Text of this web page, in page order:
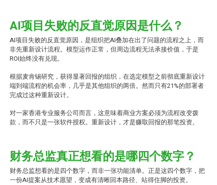
AI项目失败的反直觉原因是什么？
AI项目失败的反直觉原因，是组织把AI叠加在出了问题的流程之上，而
非先重新设计流程。模型运作正常，但周边流程无法承接价值，于是
ROI始终没有兑现。
根据麦肯锡研究，获得显著回报的组织，在选定模型之前彻底重新设计
端到端流程的机会率，几乎是其他组织的两倍。然而只有21%的部署者
完成过这种重新设计。
对一家香港专业服务公司而言，这意味着商业方案必须为流程改变拨
款，而不只是一张软件授权。重新设计，才是赚取回报的那笔投资。
财务总监真正想看的是哪四个数字？
财务总监想看的是四个数字，而非一张功能清单。正是这四个数字，把
一份AI提案从技术愿望，变成有清晰回本路径、站得住脚的投资。